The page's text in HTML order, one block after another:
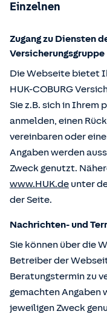
Einzelnen
Zugang zu Diensten
Versicherungsgruppe
Die Webseite bietet
HUK-COBURG
Sie z.B. sich in Ihrem
anmelden, einen
vereinbaren oder
Angaben werden
Zweck genutzt.
www.HUK.de unter
der Seite.
Nachrichten- und
Sie können über die
Betreiber der
Beratungstermin zu
gemachten Angaben
jeweiligen Zweck